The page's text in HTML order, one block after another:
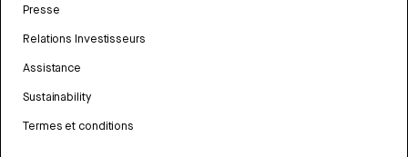
Presse
Relations Investisseurs
Assistance
Sustainability
Termes et conditions